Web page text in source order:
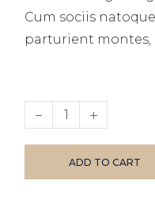
Cum sociis
parturient montes,
Dlear Book Mokup
ADD TO CART